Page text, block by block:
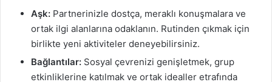
Aşk: Partnerinizle dostça, meraklı konuşmalara ve
ortak ilgi alanlarına odaklanın. Rutinden çıkmak için
birlikte yeni aktiviteler deneyebilirsiniz.
Bağlantılar: Sosyal çevrenizi genişletmek, grup
etkinliklerine katılmak ve ortak idealler etrafında